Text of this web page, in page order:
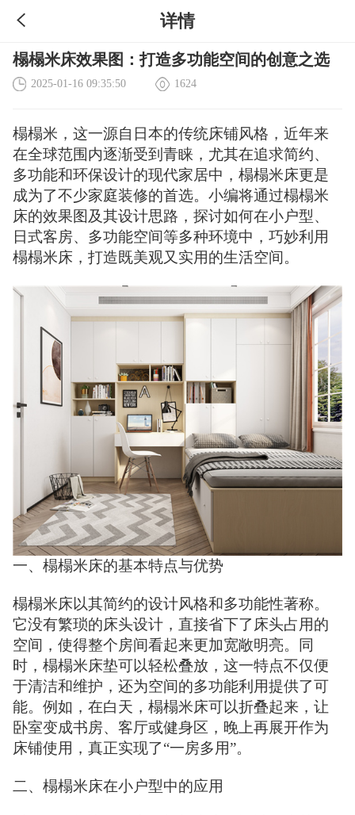
详情
榻榻米床效果图：打造多功能空间的创意之选
2025-01-16 09:35:50 1624
榻榻米，这一源自日本的传统床铺风格，近年来
在全球范围内逐渐受到青睐，尤其在追求简约、
多功能和环保设计的现代家居中，榻榻米床更是
成为了不少家庭装修的首选。小编将通过榻榻米
床的效果图及其设计思路，探讨如何在小户型、
日式客房、多功能空间等多种环境中，巧妙利用
榻榻米床，打造既美观又实用的生活空间。
一、榻榻米床的基本特点与优势
榻榻米床以其简约的设计风格和多功能性著称。
它没有繁琐的床头设计，直接省下了床头占用的
空间，使得整个房间看起来更加宽敞明亮。同
时，榻榻米床垫可以轻松叠放，这一特点不仅便
于清洁和维护，还为空间的多功能利用提供了可
能。例如，在白天，榻榻米床可以折叠起来，让
卧室变成书房、客厅或健身区，晚上再展开作为
床铺使用，真正实现了“一房多用”。
二、榻榻米床在小户型中的应用